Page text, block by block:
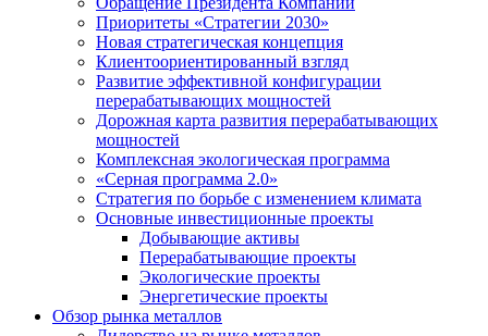
Приоритеты «Стратегии 2030»
Новая стратегическая концепция
Клиентоориентированный взгляд
Развитие эффективной конфигурации
перерабатывающих мощностей
Дорожная карта развития перерабатывающих
мощностей
Комплексная экологическая программа
«Серная программа 2.0»
Стратегия по борьбе с изменением климата
Основные инвестиционные проекты
Добывающие активы
Перерабатывающие проекты
Экологические проекты
Энергетические проекты
Обзор рынка металлов